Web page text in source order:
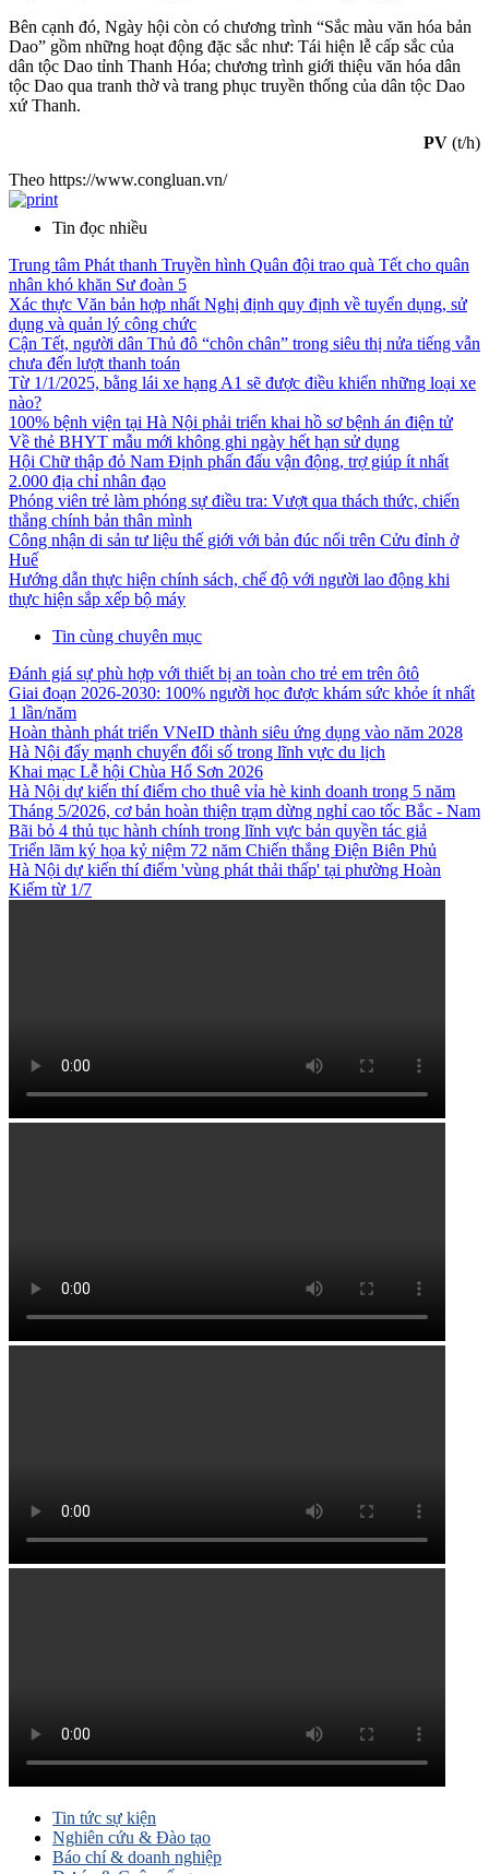
Bên cạnh đó, Ngày hội còn có chương trình “Sắc màu văn hóa bản
Dao” gồm những hoạt động đặc sắc như: Tái hiện lễ cấp sắc của
dân tộc Dao tỉnh Thanh Hóa; chương trình giới thiệu văn hóa dân
tộc Dao qua tranh thờ và trang phục truyền thống của dân tộc Dao
xứ Thanh.
PV (t/h)
Theo https://www.congluan.vn/
Tin đọc nhiều
Trung tâm Phát thanh Truyền hình Quân đội trao quà Tết cho quân
nhân khó khăn Sư đoàn 5
Xác thực Văn bản hợp nhất Nghị định quy định về tuyển dụng, sử
dụng và quản lý công chức
Cận Tết, người dân Thủ đô “chôn chân” trong siêu thị nửa tiếng vẫn
chưa đến lượt thanh toán
Từ 1/1/2025, bằng lái xe hạng A1 sẽ được điều khiển những loại xe
nào?
100% bệnh viện tại Hà Nội phải triển khai hồ sơ bệnh án điện tử
Về thẻ BHYT mẫu mới không ghi ngày hết hạn sử dụng
Hội Chữ thập đỏ Nam Định phấn đấu vận động, trợ giúp ít nhất
2.000 địa chỉ nhân đạo
Phóng viên trẻ làm phóng sự điều tra: Vượt qua thách thức, chiến
thắng chính bản thân mình
Công nhận di sản tư liệu thế giới với bản đúc nổi trên Cửu đỉnh ở
Huế
Hướng dẫn thực hiện chính sách, chế độ với người lao động khi
thực hiện sắp xếp bộ máy
Tin cùng chuyên mục
Đánh giá sự phù hợp với thiết bị an toàn cho trẻ em trên ôtô
Giai đoạn 2026-2030: 100% người học được khám sức khỏe ít nhất
1 lần/năm
Hoàn thành phát triển VNeID thành siêu ứng dụng vào năm 2028
Hà Nội đẩy mạnh chuyển đổi số trong lĩnh vực du lịch
Khai mạc Lễ hội Chùa Hổ Sơn 2026
Hà Nội dự kiến thí điểm cho thuê vỉa hè kinh doanh trong 5 năm
Tháng 5/2026, cơ bản hoàn thiện trạm dừng nghỉ cao tốc Bắc - Nam
Bãi bỏ 4 thủ tục hành chính trong lĩnh vực bản quyền tác giả
Triển lãm ký họa kỷ niệm 72 năm Chiến thắng Điện Biên Phủ
Hà Nội dự kiến thí điểm 'vùng phát thải thấp' tại phường Hoàn
Kiếm từ 1/7
Tin tức sự kiện
Nghiên cứu & Đào tạo
Báo chí & doanh nghiệp